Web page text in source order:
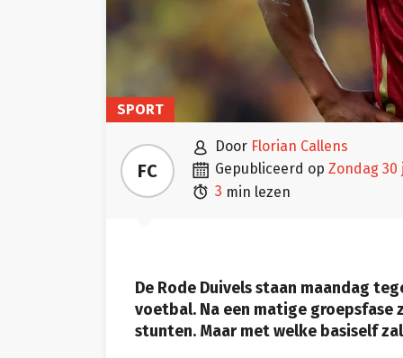
SPORT
FC
 door Florian Callens
 gepubliceerd op zondag
 3 min lezen
De Rode Duivels staan maandag
voetbal. Na een matige groepsfase
stunten. Maar met welke basiself